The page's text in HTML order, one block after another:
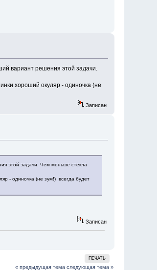
вариант решения этой задачи.
хороший окуляр - одиночка (не
Записан
этой задачи. Чем меньше стекла
- одиночка (не зум!) всегда будет
Записан
ПЕЧАТЬ
« предыдущая тема следующая тема »